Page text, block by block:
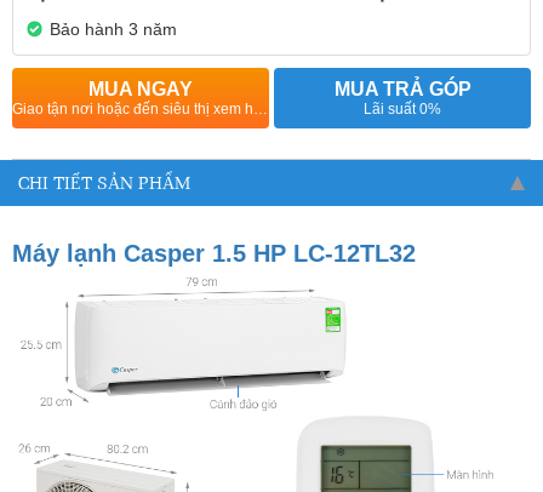
Bảo hành 3 năm
MUA NGAY MUA TRẢ GÓP
Lãi suất 0%
CHI TIẾT SẢN PHẨM
Máy lạnh Casper 1.5 HP LC-12TL32